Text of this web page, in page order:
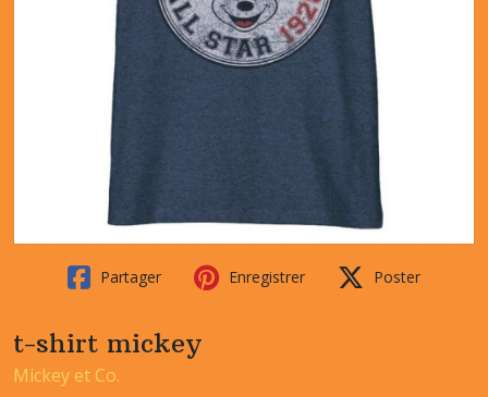
Partager Enregistrer Poster
t-shirt mickey
Mickey et Co.